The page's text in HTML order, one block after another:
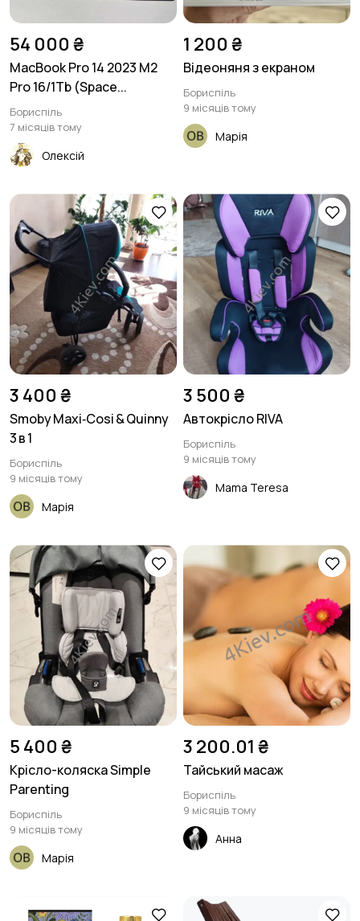
Дозвілля Краса та здоров'я
Хендмейд Будмаркет
54 000 ₴
MacBook Pro 14 2023 M2
Pro 16/1Tb (Space...
Бориспіль
7 місяців тому
Олексій
1 200 ₴
Відеоняня з екраном
Бориспіль
9 місяців тому
Марія
3 400 ₴
Smoby Maxi‑Cosi & Quinny
3 в 1
Бориспіль
9 місяців тому
Марія
3 500 ₴
Автокрісло RIVA
Бориспіль
9 місяців тому
Mama Teresa
5 400 ₴
Крісло-коляска Simple
Parenting
Бориспіль
9 місяців тому
Марія
3 200.01 ₴
Тайський масаж
Бориспіль
9 місяців тому
Анна